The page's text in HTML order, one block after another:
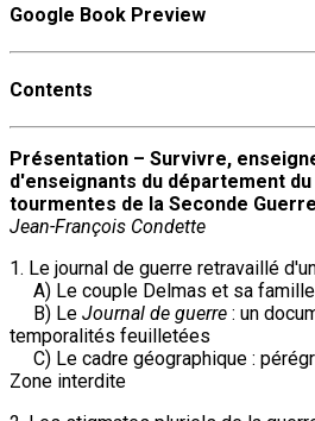
Google Book Preview
Contents
Présentation – Survivre,
d'enseignants du département
tourmentes de la Seconde
Jean-François Condette
1. Le journal de guerre retravaillé
A) Le couple Delmas et sa famille
B) Le Journal de guerre : un
temporalités feuilletées
C) Le cadre géographique :
Zone interdite